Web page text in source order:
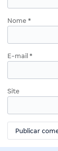
Nome *
E-mail *
Site